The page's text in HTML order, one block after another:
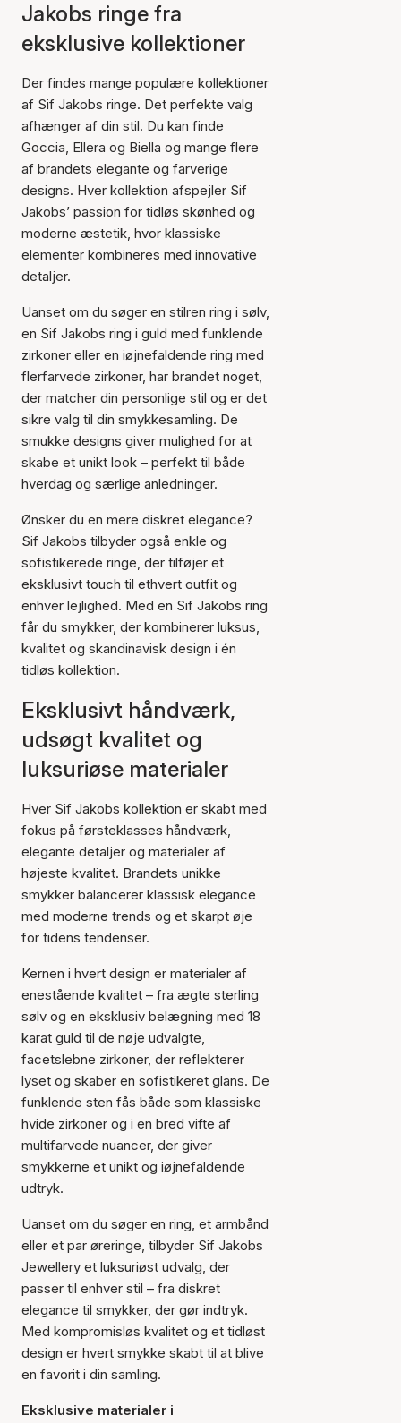
Jakobs ringe fra
eksklusive kollektioner
Der findes mange populære kollektioner
af Sif Jakobs ringe. Det perfekte valg
afhænger af din stil. Du kan finde
Goccia, Ellera og Biella og mange flere
af brandets elegante og farverige
designs. Hver kollektion afspejler Sif
Jakobs’ passion for tidløs skønhed og
moderne æstetik, hvor klassiske
elementer kombineres med innovative
detaljer.
Uanset om du søger en stilren ring i sølv,
en Sif Jakobs ring i guld med funklende
zirkoner eller en iøjnefaldende ring med
flerfarvede zirkoner, har brandet noget,
der matcher din personlige stil og er det
sikre valg til din smykkesamling. De
smukke designs giver mulighed for at
skabe et unikt look – perfekt til både
hverdag og særlige anledninger.
Ønsker du en mere diskret elegance?
Sif Jakobs tilbyder også enkle og
sofistikerede ringe, der tilføjer et
eksklusivt touch til ethvert outfit og
enhver lejlighed. Med en Sif Jakobs ring
får du smykker, der kombinerer luksus,
kvalitet og skandinavisk design i én
tidløs kollektion.
Eksklusivt håndværk,
udsøgt kvalitet og
luksuriøse materialer
Hver Sif Jakobs kollektion er skabt med
fokus på førsteklasses håndværk,
elegante detaljer og materialer af
højeste kvalitet. Brandets unikke
smykker balancerer klassisk elegance
med moderne trends og et skarpt øje
for tidens tendenser.
Kernen i hvert design er materialer af
enestående kvalitet – fra ægte sterling
sølv og en eksklusiv belægning med 18
karat guld til de nøje udvalgte,
facetslebne zirkoner, der reflekterer
lyset og skaber en sofistikeret glans. De
funklende sten fås både som klassiske
hvide zirkoner og i en bred vifte af
multifarvede nuancer, der giver
smykkerne et unikt og iøjnefaldende
udtryk.
Uanset om du søger en ring, et armbånd
eller et par øreringe, tilbyder Sif Jakobs
Jewellery et luksuriøst udvalg, der
passer til enhver stil – fra diskret
elegance til smykker, der gør indtryk.
Med kompromisløs kvalitet og et tidløst
design er hvert smykke skabt til at blive
en favorit i din samling.
Eksklusive materialer i